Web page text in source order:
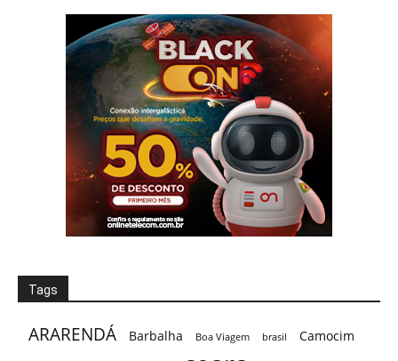
Tags
ARARENDÁ Barbalha Boa Viagem brasil
Camocim